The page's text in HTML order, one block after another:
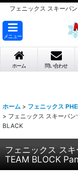
フェニックス スキーパ
メニュー
ホーム 問い合わせ
ホーム > フェニックス
> フェニックス スキーパ
BLACK
フェニックス ス
TEAM BLOCK